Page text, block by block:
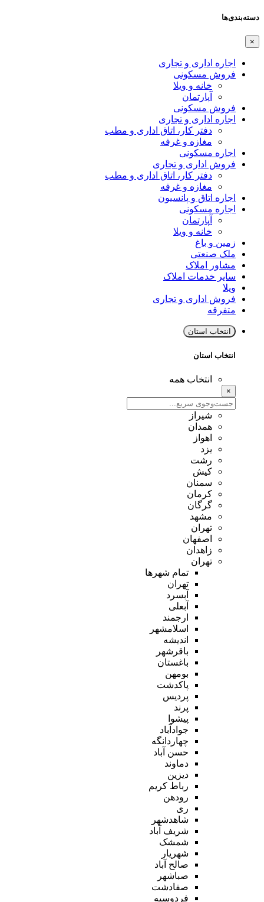
دسته‌بندی‌ها
×
اجاره اداری و تجاری
فروش مسکونی
خانه و ویلا
آپارتمان
فروش مسکونی
اجاره اداری و تجاری
دفتر کار، اتاق اداری و مطب
مغازه و غرفه
اجاره مسکونی
فروش اداری و تجاری
دفتر کار، اتاق اداری و مطب
مغازه و غرفه
اجاره اتاق و پانسیون
اجاره مسکونی
آپارتمان
خانه و ویلا
زمین و باغ
ملک صنعتی
مشاور املاک
سایر خدمات املاک
ویلا
فروش اداری و تجاری
متفرقه
انتخاب استان
انتخاب استان
انتخاب همه
×
شیراز
همدان
اهواز
یزد
رشت
کیش
سمنان
کرمان
گرگان
مشهد
تهران
اصفهان
زاهدان
تهران
تمام شهر‌ها
تهران
آبسرد
آبعلی
ارجمند
اسلامشهر
اندیشه
باقرشهر
باغستان
بومهن
پاکدشت
پردیس
پرند
پیشوا
جوادآباد
چهاردانگه
حسن آباد
دماوند
دیزین
رباط کریم
رودهن
ری
شاهدشهر
شریف آباد
شمشک
شهریار
صالح آباد
صباشهر
صفادشت
فردوسیه